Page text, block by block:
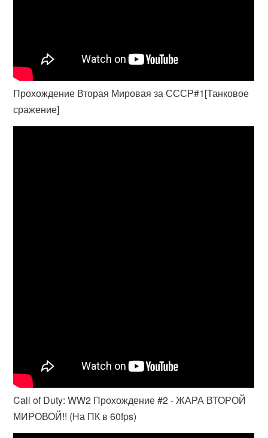
Прохождение Вторая Мировая за СССР#1[Танковое
сражение]
Call of Duty: WW2 Прохождение #2 - ЖАРА ВТОРОЙ
МИРОВОЙ!! (На ПК в 60fps)